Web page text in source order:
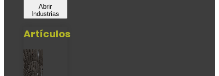
Abrir
Industrias
Artículos